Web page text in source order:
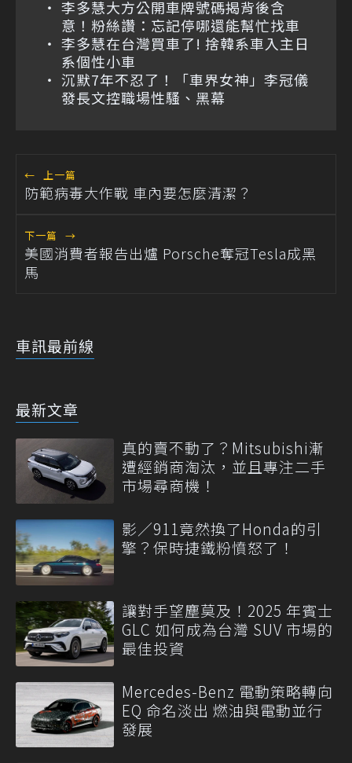
李多慧大方公開車牌號碼揭背後含
意！粉絲讚：忘記停哪還能幫忙找車
李多慧在台灣買車了! 捨韓系車入主日
系個性小車
沉默7年不忍了！「車界女神」李冠儀
發長文控職場性騷、黑幕
← 上一篇
防範病毒大作戰 車內要怎麼清潔？
下一篇 →
美國消費者報告出爐 Porsche奪冠Tesla成黑
馬
車訊最前線
最新文章
真的賣不動了？Mitsubishi漸
遭經銷商淘汰，並且專注二手
市場尋商機！
影／911竟然換了Honda的引
擎？保時捷鐵粉憤怒了！
讓對手望塵莫及！2025 年賓士
GLC 如何成為台灣 SUV 市場的
最佳投資
Mercedes-Benz 電動策略轉向
EQ 命名淡出 燃油與電動並行
發展